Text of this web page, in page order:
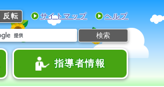
反転 サイトマップ ヘルプ
検索
指導者情報